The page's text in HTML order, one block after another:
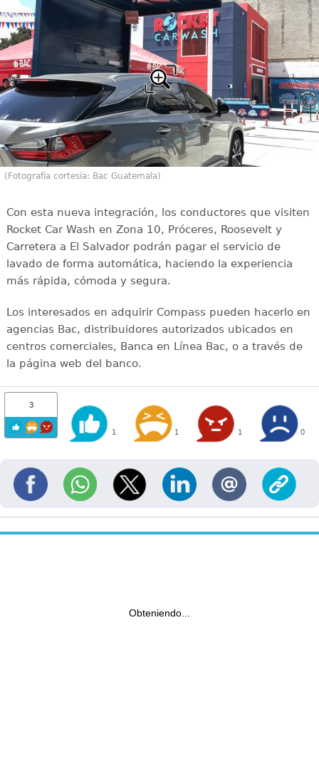
(Fotografía cortesía: Bac Guatemala)
Con esta nueva integración, los conductores que visiten
Rocket Car Wash en Zona 10, Próceres, Roosevelt y
Carretera a El Salvador podrán pagar el servicio de
lavado de forma automática, haciendo la experiencia
más rápida, cómoda y segura.
Los interesados en adquirir Compass pueden hacerlo en
agencias Bac, distribuidores autorizados ubicados en
centros comerciales, Banca en Línea Bac, o a través de
la página web del banco.
3
1 1 1 0
Obteniendo...